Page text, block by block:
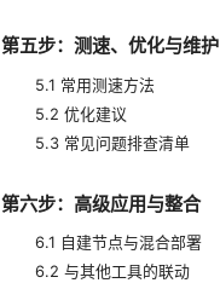
第五步：测速、优化与维护
5.1 常用测速方法
5.2 优化建议
5.3 常见问题排查清单
第六步：高级应用与整合
6.1 自建节点与混合部署
6.2 与其他工具的联动